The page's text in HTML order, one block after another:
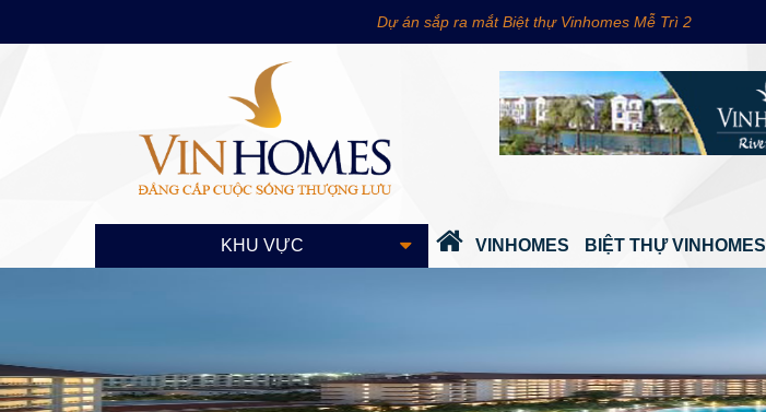
Dự án sắp ra mắt Biệt thự Vinhomes Mễ Trì 2
KHU VỰC VINHOMES BIỆT THỰ VINHOMES